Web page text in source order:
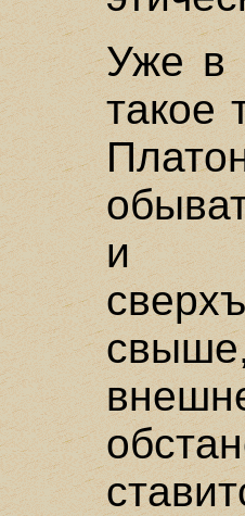
Уже в
такое
и